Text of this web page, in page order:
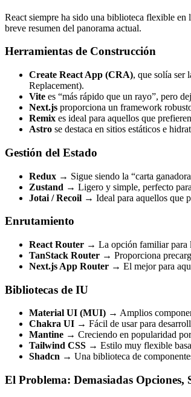
React siempre ha sido una biblioteca flexible
breve resumen del panorama actual.
Herramientas de Construcción
Create React App (CRA), que solía ser
Replacement).
Vite es “más rápido que un rayo”, pero
Next.js proporciona un framework
Remix es ideal para aquellos que
Astro se destaca en sitios estáticos e
Gestión del Estado
Redux → Sigue siendo la “carta
Zustand → Ligero y simple, perfecto
Jotai / Recoil → Ideal para aquellos que
Enrutamiento
React Router → La opción familiar para
TanStack Router → Proporciona
Next.js App Router → El mejor para
Bibliotecas de IU
Material UI (MUI) → Amplios
Chakra UI → Fácil de usar para
Mantine → Creciendo en popularidad
Tailwind CSS → Estilo muy flexible
Shadcn → Una biblioteca de
El Problema: Demasiadas Opciones,